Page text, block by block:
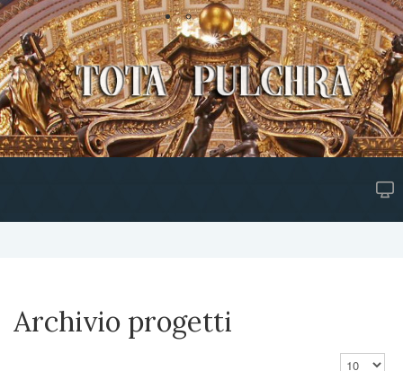
Archivio progetti
Visualizza